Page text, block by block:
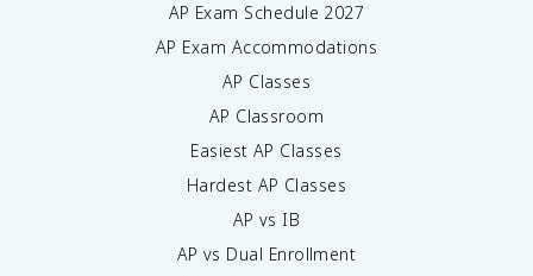
AP Exam Schedule 2027
AP Exam Accommodations
AP Classes
AP Classroom
Easiest AP Classes
Hardest AP Classes
AP vs IB
AP vs Dual Enrollment